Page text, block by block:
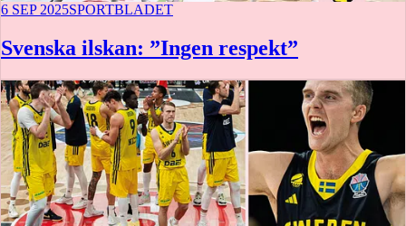
6 SEP 2025SPORTBLADET
Svenska ilskan: ”Ingen respekt”